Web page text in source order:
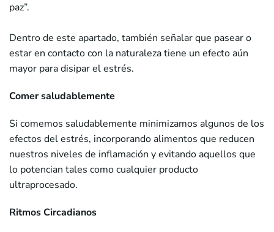
paz”.
Dentro de este apartado, también señalar que pasear o
estar en contacto con la naturaleza tiene un efecto aún
mayor para disipar el estrés.
Comer saludablemente
Si comemos saludablemente minimizamos algunos de los
efectos del estrés, incorporando alimentos que reducen
nuestros niveles de inflamación y evitando aquellos que
lo potencian tales como cualquier producto
ultraprocesado.
Ritmos Circadianos